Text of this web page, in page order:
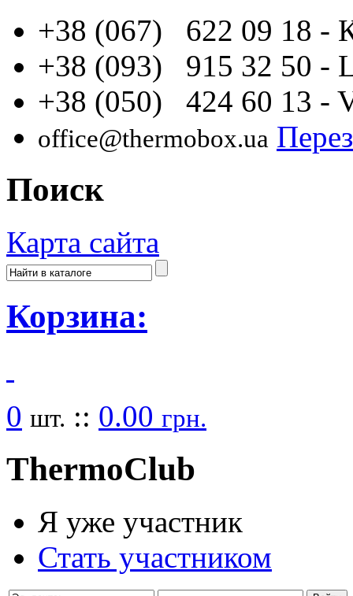
+38 (067) 622 09 18 -
+38 (093) 915 32 50 -
+38 (050) 424 60 13 -
office@thermobox.ua
Поиск
Карта сайта
Корзина:
0 шт. :: 0.00 грн.
ThermoClub
Я уже участник
Стать участником